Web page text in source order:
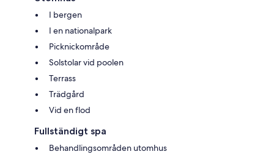
I bergen
I en nationalpark
Picknickområde
Solstolar vid poolen
Terrass
Trädgård
Vid en flod
Fullständigt spa
Behandlingsområden utomhus